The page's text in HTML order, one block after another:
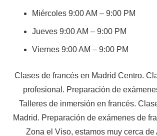
Miércoles 9:00 AM – 9:00 PM
Jueves 9:00 AM – 9:00 PM
Viernes 9:00 AM – 9:00 PM
Clases de francés en Madrid Centro.
profesional. Preparación de
Talleres de inmersión en francés.
Madrid. Preparación de exámenes de
Zona el Viso, estamos muy cerca de